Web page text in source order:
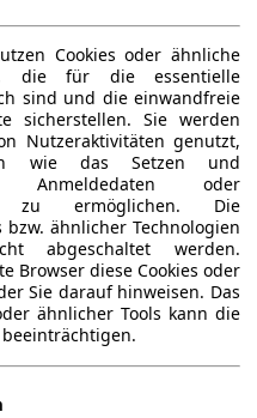
Cookies oder ähnliche
die für die essentielle
sind und die einwandfreie
sicherstellen. Sie werden
Nutzeraktivitäten genutzt,
wie das Setzen und
Anmeldedaten oder
zu ermöglichen. Die
ähnlicher Technologien
abgeschaltet werden.
Browser diese Cookies oder
Sie darauf hinweisen. Das
ähnlicher Tools kann die